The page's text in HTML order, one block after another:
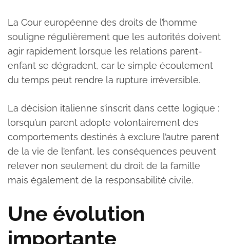
La Cour européenne des droits de l’homme
souligne régulièrement que les autorités doivent
agir rapidement lorsque les relations parent-
enfant se dégradent, car le simple écoulement
du temps peut rendre la rupture irréversible.
La décision italienne s’inscrit dans cette logique :
lorsqu’un parent adopte volontairement des
comportements destinés à exclure l’autre parent
de la vie de l’enfant, les conséquences peuvent
relever non seulement du droit de la famille
mais également de la responsabilité civile.
Une évolution
importante